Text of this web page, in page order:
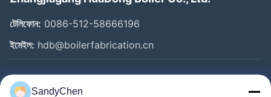
টেলিফোন: 0086-512-58666196
ইমেইল: hdb@boilerfabrication.cn
গুরুত্বপূর্ণ সংযোগ
SandyChen